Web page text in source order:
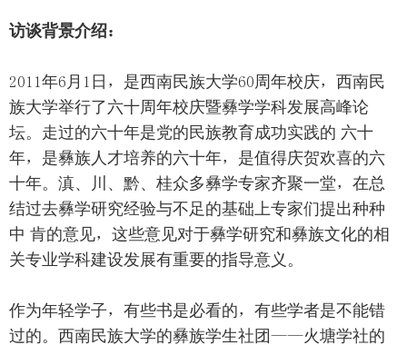
访谈背景介绍：
2011年6月1日，是西南民族大学60周年校庆，西南民
族大学举行了六十周年校庆暨彝学学科发展高峰论
坛。走过的六十年是党的民族教育成功实践的 六十
年，是彝族人才培养的六十年，是值得庆贺欢喜的六
十年。滇、川、黔、桂众多彝学专家齐聚一堂，在总
结过去彝学研究经验与不足的基础上专家们提出种种
中 肯的意见，这些意见对于彝学研究和彝族文化的相
关专业学科建设发展有重要的指导意义。
作为年轻学子，有些书是必看的，有些学者是不能错
过的。西南民族大学的彝族学生社团——火塘学社的